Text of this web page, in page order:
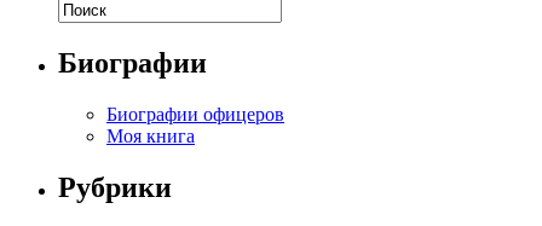
Биографии
Биографии офицеров
Моя книга
Рубрики